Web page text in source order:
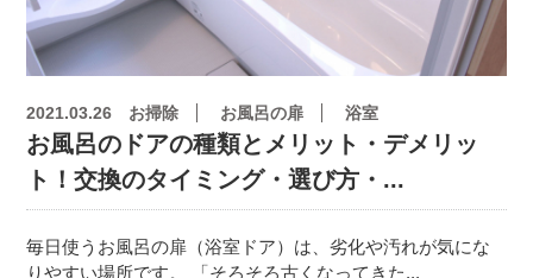
2021.03.26 お掃除 お風呂の扉 浴室
お風呂のドアの種類とメリット・デメリッ
ト！交換のタイミング・選び方・...
毎日使うお風呂の扉（浴室ドア）は、劣化や汚れが気にな
りやすい場所です。 「そろそろ古くなってきた...